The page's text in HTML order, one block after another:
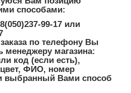
способами:
99-17 или
по телефону Вы
магазина:
код (если есть),
ФИО, номер
выбранный Вами способ